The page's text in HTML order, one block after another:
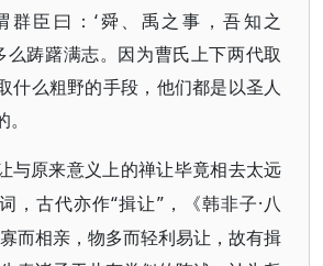
群臣曰：‘舜、禹之事，吾知之
么踌躇满志。因为曹氏上下两代取
什么粗野的手段，他们都是以圣人
与原来意义上的禅让毕竟相去太远
，古代亦作“揖让”，《韩非子·八
而相亲，物多而轻利易让，故有揖